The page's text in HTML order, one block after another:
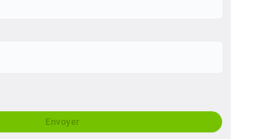
Envoyer